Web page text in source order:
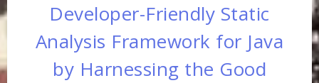
夜间模式
Sans Serif
Developer-Friendly Static
Analysis Framework for Java
by Harnessing the Good